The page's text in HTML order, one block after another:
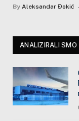
By Aleksandar Đokić
ANALIZIRALI SMO